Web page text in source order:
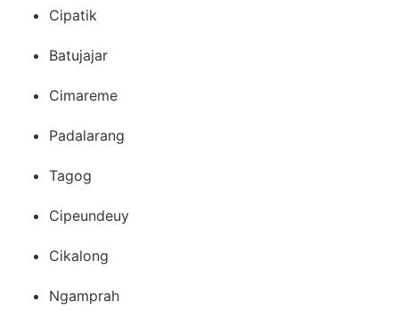
Cipatik
Batujajar
Cimareme
Padalarang
Tagog
Cipeundeuy
Cikalong
Ngamprah